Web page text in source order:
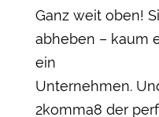
Ganz weit oben!
abheben – kaum
ein
Unternehmen.
2komma8 der